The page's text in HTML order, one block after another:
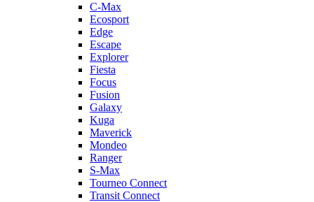
C-Max
Ecosport
Edge
Escape
Explorer
Fiesta
Focus
Fusion
Galaxy
Kuga
Maverick
Mondeo
Ranger
S-Max
Tourneo Connect
Transit Connect